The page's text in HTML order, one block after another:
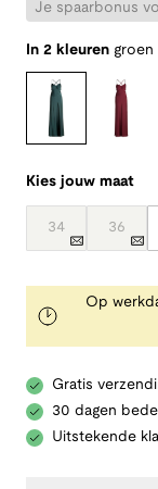
Je spaarbonus
In 2 kleuren groen
Kies jouw maat
34 36
Op
Gratis
30 dagen
Uitstekende